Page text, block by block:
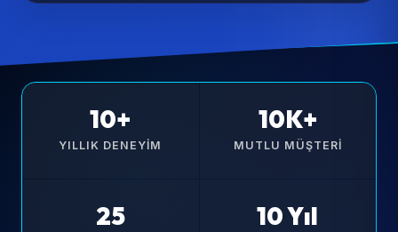
10+
YILLIK DENEYIM
10K+
MUTLU MÜŞTERI
25 10 Yıl